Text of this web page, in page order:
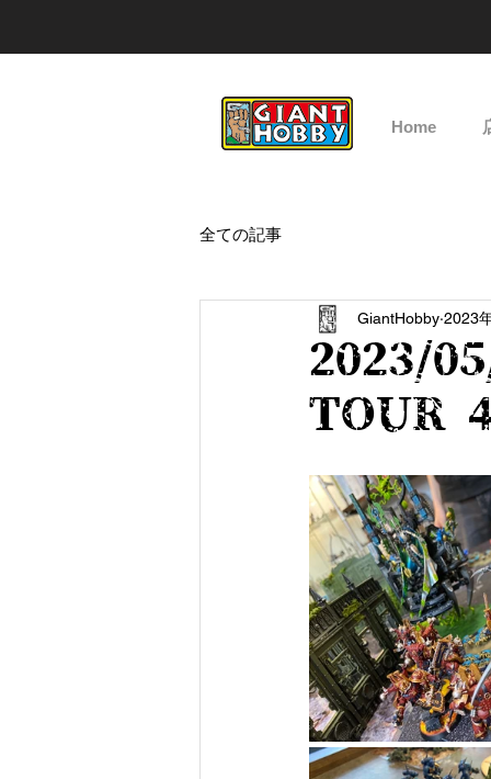
Home
全ての記事
2023/
TOUR
GiantHobby 2023